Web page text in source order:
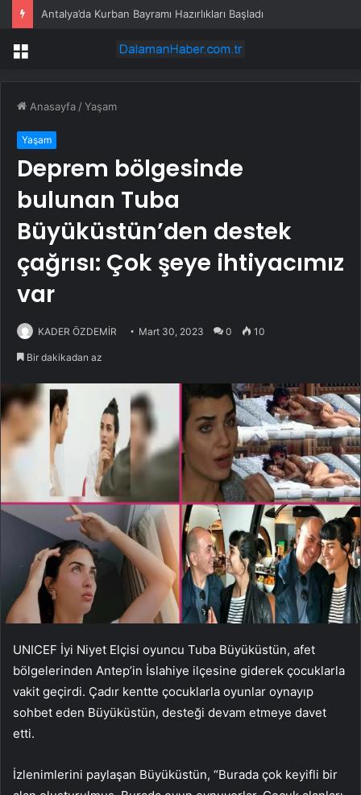
Antalya’da Kurban Bayramı Hazırlıkları Başladı
Menü
Anasayfa /Yaşam
Yaşam
Deprem bölgesinde
bulunan Tuba
Büyüküstün’den destek
çağrısı: Çok şeye ihtiyacımız
var
KADER ÖZDEMİR Mart 30, 2023 0 10
Bir dakikadan az
UNICEF İyi Niyet Elçisi oyuncu Tuba Büyüküstün, afet
bölgelerinden Antep’in İslahiye ilçesine giderek çocuklarla
vakit geçirdi. Çadır kentte çocuklarla oyunlar oynayıp
sohbet eden Büyüküstün, desteği devam etmeye davet
etti.
İzlenimlerini paylaşan Büyüküstün, “Burada çok keyifli bir